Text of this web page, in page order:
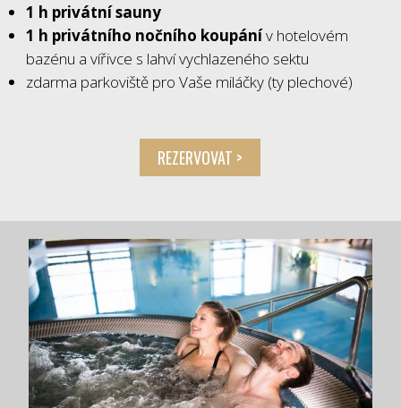
1 h privátní sauny
1 h privátního nočního koupánív hotelovém
bazénu a vířivce s lahví vychlazeného sektu
zdarma parkoviště pro Vaše miláčky (ty plechové)
REZERVOVAT >